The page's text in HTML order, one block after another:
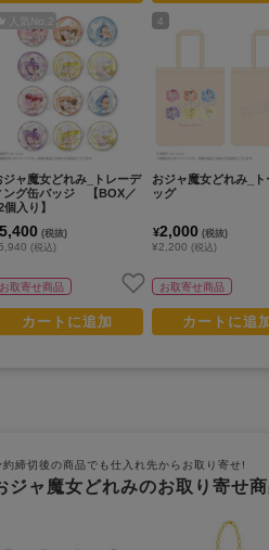
人気No.
ジャ魔女どれみ_トレーデ
ング缶バッジ 【BOX／
個入り】
5,400 (税抜)
(税込)
お取寄せ商品
カートに追加
4
おジャ魔女どれみ_ト
ッグ
¥2,000 (税抜)
¥2,200(税込)
お取寄せ商品
カートに追
約締切後の商品でも仕入れ先からお取り寄せ!
ジャ魔女どれみのお取り寄せ